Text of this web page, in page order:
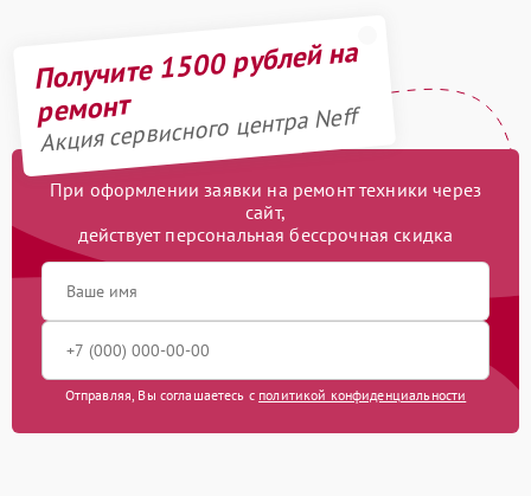
Получите 1500 рублей на
ремонт
Акция сервисного центра Neff
При оформлении заявки на ремонт техники через
сайт,
действует персональная бессрочная скидка
Отправляя, Вы соглашаетесь с политикой конфиденциальности